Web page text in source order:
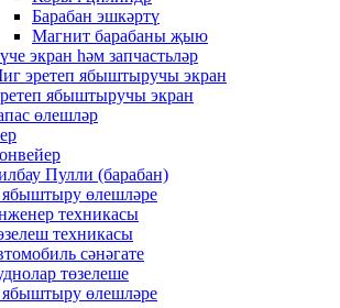
Барабан эшкәртү
Магнит барабаны җыю
экран һәм запчастьләр
эретеп ябыштыручы экран
ябыштыручы экран
өлешләр
Пулли (барабан)
ябыштыру өлешләре
техникасы
техникасы
сәнәгате
төзелеше
ябыштыру өлешләре